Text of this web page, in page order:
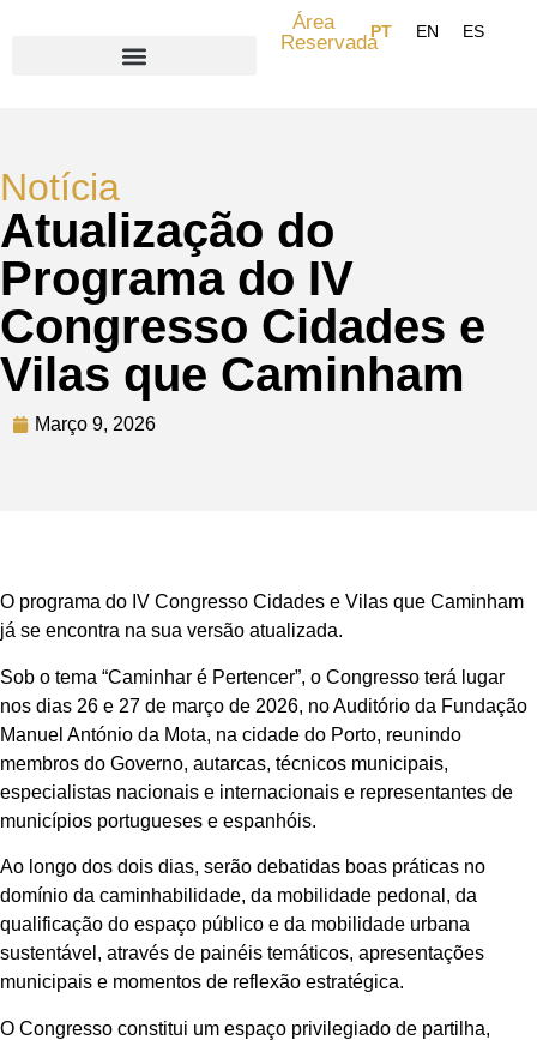
Área
Reservada
Notícia
Atualização do
Programa do IV
Congresso Cidades e
Vilas que Caminham
Março 9, 2026
O programa do IV Congresso Cidades e Vilas que Caminham
já se encontra na sua versão atualizada.
Sob o tema “Caminhar é Pertencer”, o Congresso terá lugar
nos dias 26 e 27 de março de 2026, no Auditório da Fundação
Manuel António da Mota, na cidade do Porto, reunindo
membros do Governo, autarcas, técnicos municipais,
especialistas nacionais e internacionais e representantes de
municípios portugueses e espanhóis.
Ao longo dos dois dias, serão debatidas boas práticas no
domínio da caminhabilidade, da mobilidade pedonal, da
qualificação do espaço público e da mobilidade urbana
sustentável, através de painéis temáticos, apresentações
municipais e momentos de reflexão estratégica.
O Congresso constitui um espaço privilegiado de partilha,